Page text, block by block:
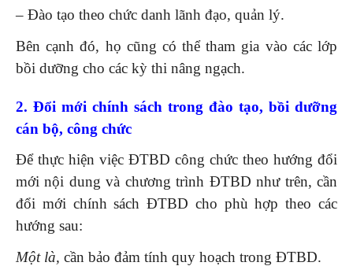
– Đào tạo theo chức danh lãnh đạo, quản lý.
Bên cạnh đó, họ cũng có thể tham gia vào các lớp
bồi dưỡng cho các kỳ thi nâng ngạch.
2. Đổi mới chính sách trong đào tạo, bồi dưỡng
cán bộ, công chức
Để thực hiện việc ĐTBD công chức theo hướng đổi
mới nội dung và chương trình ĐTBD như trên, cần
đổi mới chính sách ĐTBD cho phù hợp theo các
hướng sau:
Một là, cần bảo đảm tính quy hoạch trong ĐTBD.